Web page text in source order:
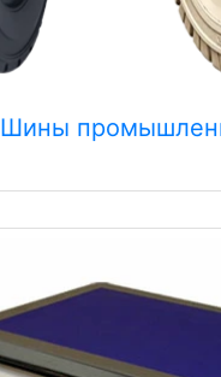
Шины